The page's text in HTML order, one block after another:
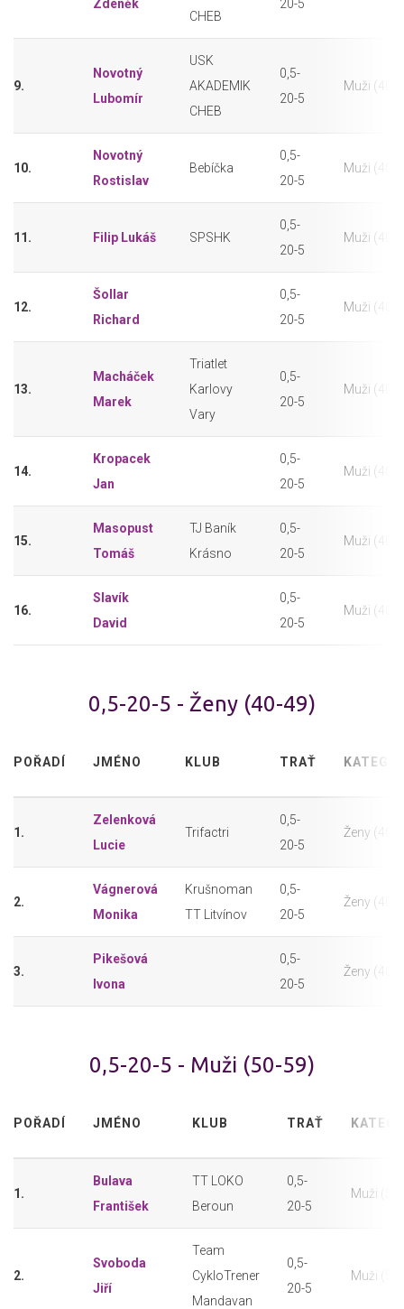
Zdeněk
CHEB
20-5
9.
Novotný
Lubomír
USK
AKADEMIK
CHEB
0,5-
20-5
Muži (40-
10.
Novotný
Rostislav
Bebíčka
0,5-
20-5
Muži (40-
11. Filip Lukáš SPSHK
0,5-
20-5
Muži (40-
12.
Šollar
Richard
0,5-
20-5
Muži (40-
13.
Macháček
Marek
Triatlet
Karlovy
Vary
0,5-
20-5
Muži (40-
14.
Kropacek
Jan
0,5-
20-5
Muži (40-
15.
Masopust
Tomáš
TJ Baník
Krásno
0,5-
20-5
Muži (40-
16.
Slavík
David
0,5-
20-5
Muži (40-
0,5-20-5 - Ženy (40-49)
POŘADÍ JMÉNO KLUB TRAŤ
1.
Zelenková
Lucie
Trifactri
0,5-
20-5
Ženy (40-
2.
Vágnerová
Monika
Krušnoman
TT Litvínov
0,5-
20-5
Ženy (40-
3.
Pikešová
Ivona
0,5-
20-5
Ženy (40-
0,5-20-5 - Muži (50-59)
POŘADÍ JMÉNO KLUB TRAŤ
1.
Bulava
František
TT LOKO
Beroun
0,5-
20-5
Muži
2.
Svoboda
Jiří
Team
CykloTrener
Mandavan
0,5-
20-5
Muži